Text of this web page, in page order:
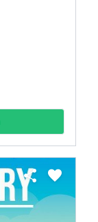
share favorite